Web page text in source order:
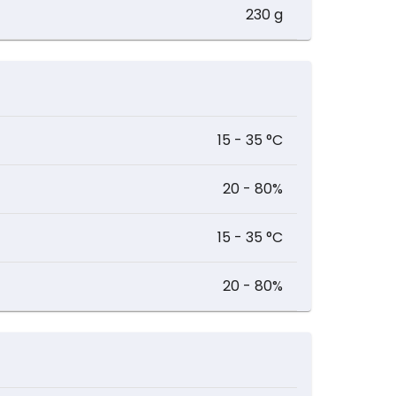
230 g
15 - 35 °C
20 - 80%
15 - 35 °C
20 - 80%